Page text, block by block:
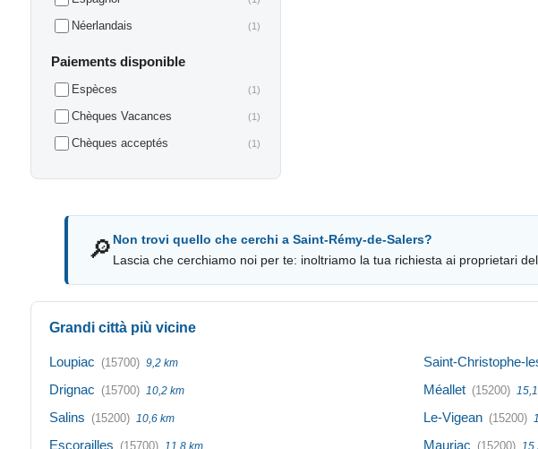
Néerlandais (1)
Paiements disponible
Espèces (1)
Chèques Vacances (1)
Chèques acceptés (1)
🔎 Non trovi quello che cerchi a Saint-Rémy-de-Salers?
Lascia che cerchiamo noi per te: inoltriamo la tua richiesta ai proprietari
Grandi città più vicine
Loupiac (15700) 9,2 km
Drignac (15700) 10,2 km
Salins (15200) 10,6 km
Escorailles (15700) 11,8 km
Saint-Christophe-
Méallet (15200)
Le-Vigean (15200)
Mauriac (15200)